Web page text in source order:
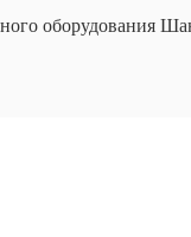
оборудования